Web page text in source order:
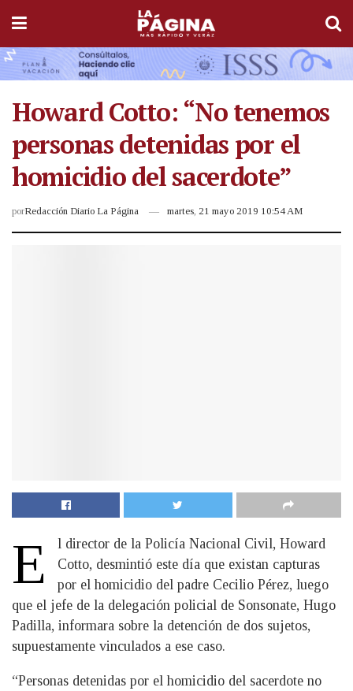
Howard Cotto: “No tenemos
personas detenidas por el
homicidio del sacerdote”
porRedacción Diario La Página martes, 21 mayo 2019 10:54 AM
E
l director de la Policía Nacional Civil, Howard
Cotto, desmintió este día que existan capturas
por el homicidio del padre Cecilio Pérez, luego
que el jefe de la delegación policial de Sonsonate, Hugo
Padilla, informara sobre la detención de dos sujetos,
supuestamente vinculados a ese caso.
“Personas detenidas por el homicidio del sacerdote no